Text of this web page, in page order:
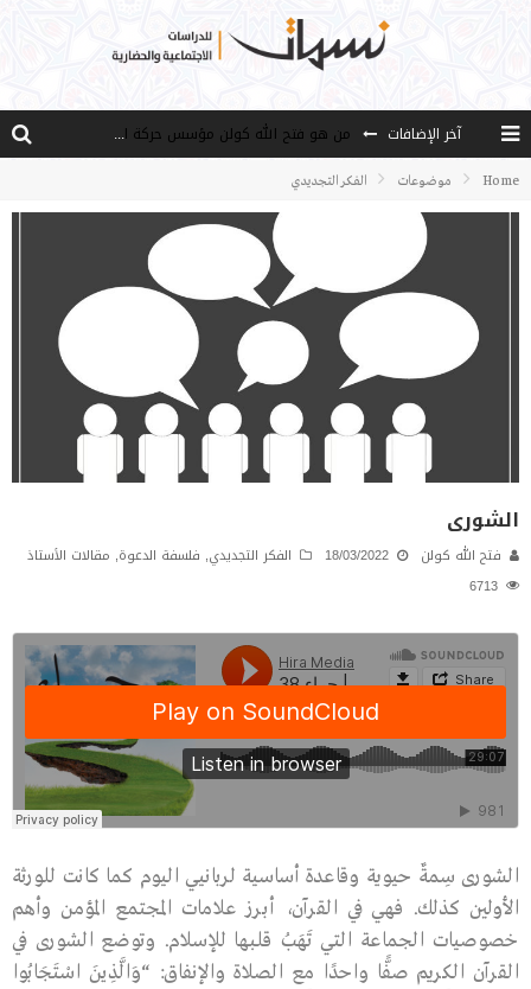
آخر الإضافات
من هو فتح الله كولن مؤسس حركة الخدمة؟
الأستاذ عالما عارفا حكيما
مصادر العلم وسببه
Home موضوعات الفكر التجديدي
الشورى
فتح الله كولن 18/03/2022 الفكر التجديدي, فلسفة الدعوة, مقالات الأستاذ
الشورى سِمةٌ حيوية وقاعدة أساسية لربانيي اليوم كما كانت للورثة
الأولين كذلك. فهي في القرآن، أبـرز علامات المجتمع المؤمن وأهم
خصوصيات الجماعة التي تَهَبُ قلبها للإسلام. وتوضع الشورى في
القرآن الكريم صفًّا واحدًا مع الصلاة والإنفاق: “وَالَّذِينَ اسْتَجَابُوا